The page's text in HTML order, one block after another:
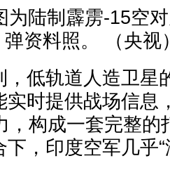
，低轨道人造卫星
实时提供战场信息
，构成一套完整的
，印度空军几乎